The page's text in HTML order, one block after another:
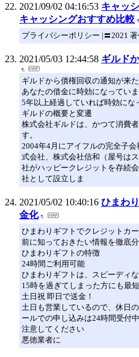
2021/09/02 04:16:53 キャッ
キャッシングおすすめ比較
プライバシーポリシー |〓2021
2021/05/03 12:44:58 ギルド
ギルドから債権回収の通知が来
あなたの借金に時効になってい
5年以上経過していれば時効にな
ギルドの概要と変遷
株式会社ギルドは、かつて消費
す。
2004年4月にアイフルの完全子
式会社、株式会社信和（屋号は
社がハッピークレジットを存続
社として設立しま
2021/05/02 10:40:16 ひまわ
金化
ひまわりギフトでクレジットカ
前に知っておきたい情報を徹底分
ひまわりギフトの特徴
24時間ご利用可能
ひまわりギフトは、スピーディ
15時を過ぎてしまった方にも最
土日祝 即日で送金！
土日も営業しているので、休日
ールでの申し込みは24時間受付
注意してください
悪徳業者に